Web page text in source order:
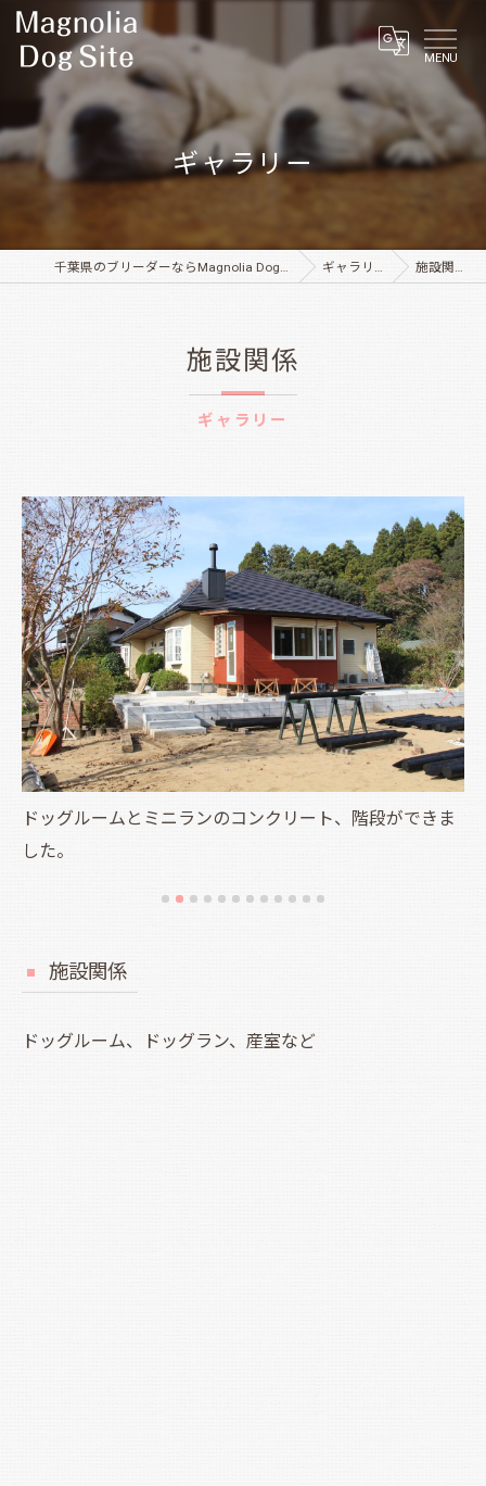
MENU
ギャラリー
千葉県のブリーダーならMagnolia Dog Site ギャラリー 施設関係
ギャラリー
施設関係
ドッグルームとミニランのコンクリート、階段ができま
した。
施設関係
ドッグルーム、ドッグラン、産室など